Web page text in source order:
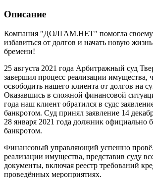
Описание
Компания "ДОЛГАМ.НЕТ" помогла своему
избавиться от долгов и начать новую
бремени!
25 августа 2021 года Арбитражный суд
завершил процесс реализации имущества,
освободить нашего клиента от долгов на
Оказавшись в сложной финансовой
года наш клиент обратился в судс
банкротом. Суд принял заявление 14
28 января 2021 года должник официально
банкротом.
Финансовый управляющий успешно
реализации имущества, представив суду
документы, включая реестр требований
проведённых мероприятиях.